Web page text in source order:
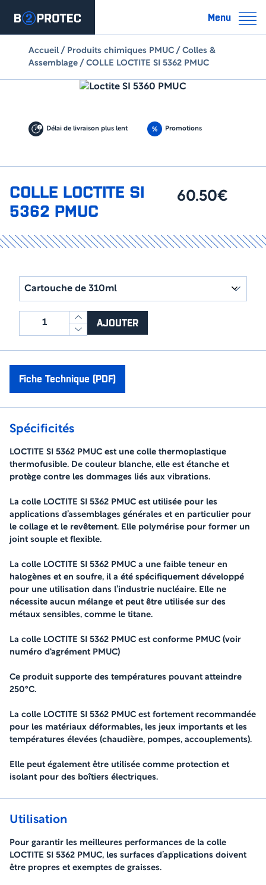
Menu
Accueil / Produits chimiques PMUC / Colles &
Assemblage / COLLE LOCTITE SI 5362 PMUC
Délai de livraison plus lent Promotions
COLLE LOCTITE SI
5362 PMUC
60.50€
quantité
SI
AJOUTER
Fiche Technique (PDF)
Spécificités
LOCTITE SI 5362 PMUC est une colle thermoplastique
thermofusible. De couleur blanche, elle est étanche et
protège contre les dommages liés aux vibrations.
La colle LOCTITE SI 5362 PMUC est utilisée pour les
applications d’assemblages générales et en particulier pour
le collage et le revêtement. Elle polymérise pour former un
joint souple et flexible.
La colle LOCTITE SI 5362 PMUC a une faible teneur en
halogènes et en soufre, il a été spécifiquement développé
pour une utilisation dans l’industrie nucléaire. Elle ne
nécessite aucun mélange et peut être utilisée sur des
métaux sensibles, comme le titane.
La colle LOCTITE SI 5362 PMUC est conforme PMUC (voir
numéro d‘agrément PMUC)
Ce produit supporte des températures pouvant atteindre
250°C.
La colle LOCTITE SI 5362 PMUC est fortement recommandée
pour les matériaux déformables, les jeux importants et les
températures élevées (chaudière, pompes, accouplements).
Elle peut également être utilisée comme protection et
isolant pour des boîtiers électriques.
Utilisation
Pour garantir les meilleures performances de la colle
LOCTITE SI 5362 PMUC, les surfaces d’applications doivent
être propres et exemptes de graisses.